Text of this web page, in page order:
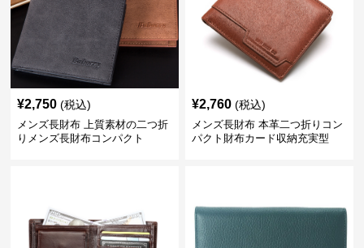
¥2,750 (税込)
メンズ長財布 上質素材の二つ折
りメンズ長財布コンパクト
¥2,760 (税込)
メンズ長財布 本革二つ折りコン
パクト財布カード収納充実型